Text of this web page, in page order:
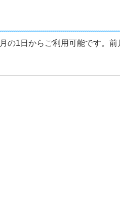
の1日からご利用可能です。